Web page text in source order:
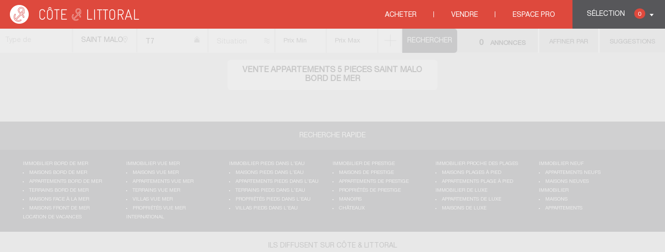
SÉLECTION 0
ACHETER VENDRE ESPACE PRO
Côte & Littoral > Immobilier bord de mer>Appartements bord de mer
VENTE APPARTEMENTS 5 PIECES SAINT MALO
BORD DE MER
SAINT MALO
T7 AFFINER PAR SUGGESTIONS
0 ANNONCES
RECHERCHE RAPIDE
IMMOBILIER BORD DE MER
MAISONS BORD DE MER
APPARTEMENTS BORD DE MER
TERRAINS BORD DE MER
MAISONS FACE À LA MER
MAISONS FRONT DE MER
IMMOBILIER VUE MER
MAISONS VUE MER
APPARTEMENTS VUE MER
TERRAINS VUE MER
VILLAS VUE MER
PROPRIÉTÉS VUE MER
IMMOBILIER PIEDS DANS L'EAU
MAISONS PIEDS DANS L'EAU
APPARTEMENTS PIEDS DANS L'EAU
TERRAINS PIEDS DANS L'EAU
PROPRIÉTÉS PIEDS DANS L'EAU
VILLAS PIEDS DANS L'EAU
IMMOBILIER DE PRESTIGE
MAISONS DE PRESTIGE
APPARTEMENTS DE PRESTIGE
PROPRIÉTÉS DE PRESTIGE
MANOIRS
CHÂTEAUX
IMMOBILIER PROCHE DES PLAGES
MAISONS PLAGES À PIED
APPARTEMENTS PLAGE À PIED
IMMOBILIER NEUF
APPARTEMENTS NEUFS
MAISONS NEUVES
IMMOBILIER DE LUXE
APPARTEMENTS DE LUXE
MAISONS DE LUXE
IMMOBILIER
MAISONS
APPARTEMENTS
LOCATION DE VACANCES
INTERNATIONAL
ILS DIFFUSENT SUR CÔTE & LITTORAL